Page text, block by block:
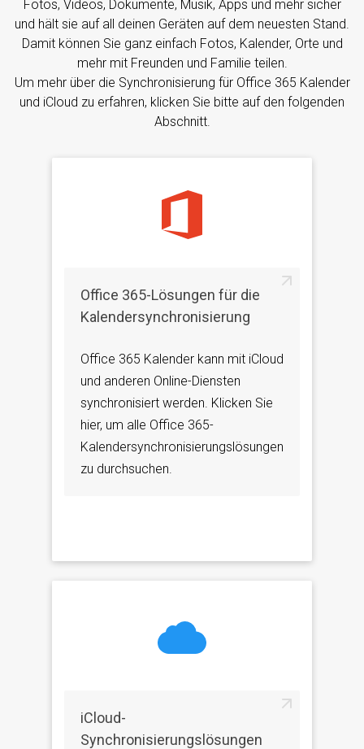
Fotos, Videos, Dokumente, Musik, Apps und mehr sicher
und hält sie auf all deinen Geräten auf dem neuesten Stand.
Damit können Sie ganz einfach Fotos, Kalender, Orte und
mehr mit Freunden und Familie teilen.
Um mehr über die Synchronisierung für Office 365 Kalender
und iCloud zu erfahren, klicken Sie bitte auf den folgenden
Abschnitt.
Office 365-Lösungen für die
Kalendersynchronisierung
Office 365 Kalender kann mit iCloud
und anderen Online-Diensten
synchronisiert werden. Klicken Sie
hier, um alle Office 365-
Kalendersynchronisierungslösungen
zu durchsuchen.
iCloud-
Synchronisierungslösungen